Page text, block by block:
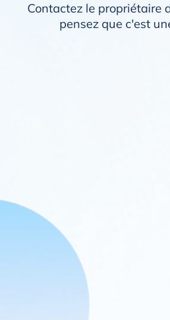
Contactez le propriétaire
pensez que c'est